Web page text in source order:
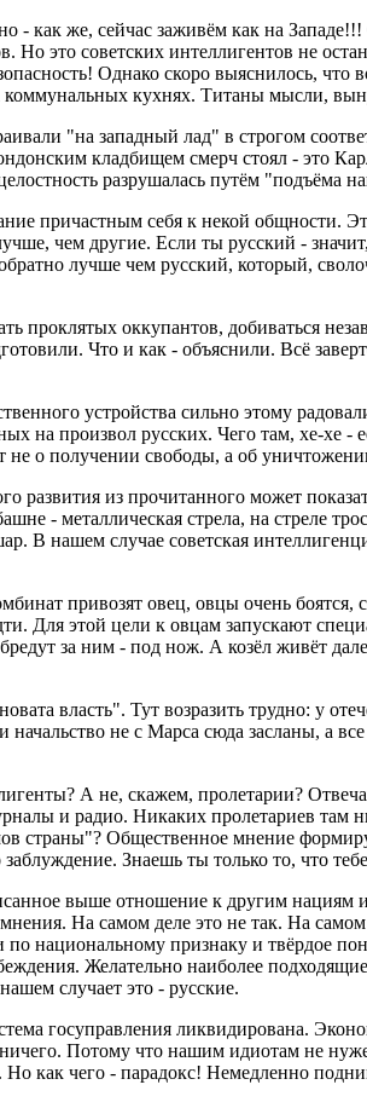
- как же, сейчас заживём как на
Но это советских интеллигентов не
Однако скоро выяснилось, что
кухнях. Титаны мысли,
"на западный лад" в строгом
кладбищем смерч стоял - это
разрушалась путём "подъёма
причастным себя к некой
чем другие. Если ты русский -
лучше чем русский, который,
проклятых оккупантов, добиваться
Что и как - объяснили. Всё
устройства сильно этому
на произвол русских. Чего там, хе-
не о получении свободы, а об
развития из прочитанного может
- металлическая стрела, на стреле
В нашем случае советская
привозят овец, овцы очень
Для этой цели к овцам запускают
за ним - под нож. А козёл живёт
власть". Тут возразить трудно: у
начальство не с Марса сюда засланы,
А не, скажем, пролетарии?
и радио. Никаких пролетариев там
Общественное мнение
Знаешь ты только то, что
выше отношение к другим нациям
На самом деле это не так. На
национальному признаку и твёрдое
Желательно наиболее
случает это - русские.
госуправления ликвидирована.
Потому что нашим идиотам не
Но как чего - парадокс! Немедленно